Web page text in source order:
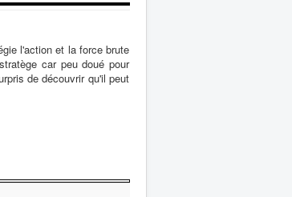
l'action et la force brute
car peu doué pour
de découvrir qu'il peut